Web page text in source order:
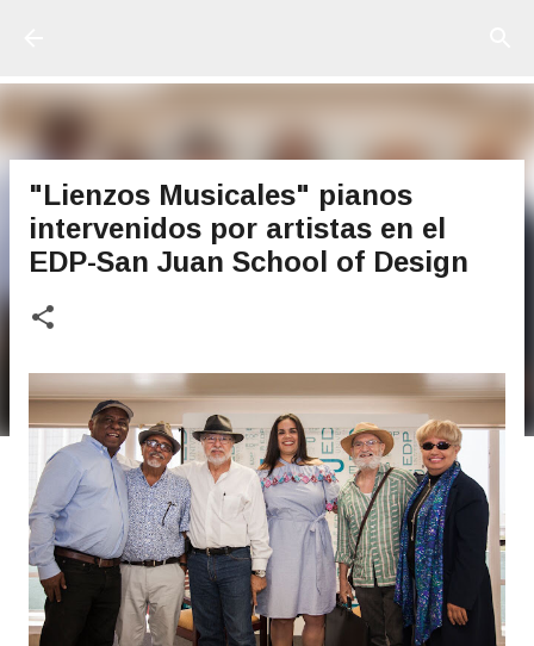
"Lienzos Musicales" pianos
intervenidos por artistas en el
EDP-San Juan School of Design